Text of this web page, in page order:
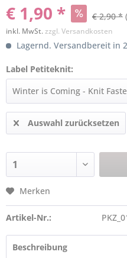
€ 1,90 * € 2,90 *
inkl. MwSt.zzgl. Versandkosten
Lagernd. Versandbereit in
Label Petiteknit:
Auswahl zurücksetzen
Merken
Artikel-Nr.:
Beschreibung